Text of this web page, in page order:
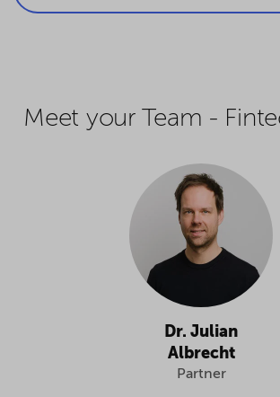
Meet your Team -
Dr. Julian
Albrecht
Partner